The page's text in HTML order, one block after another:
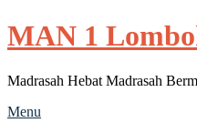
MAN 1
Madrasah Hebat Madrasah
Menu